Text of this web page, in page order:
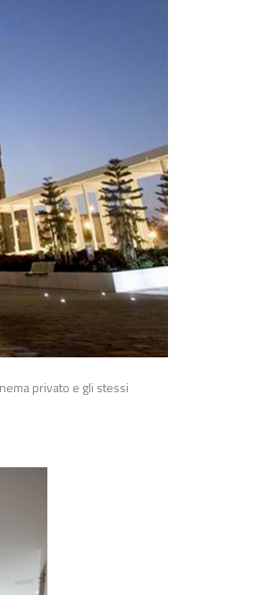
privato e gli stessi